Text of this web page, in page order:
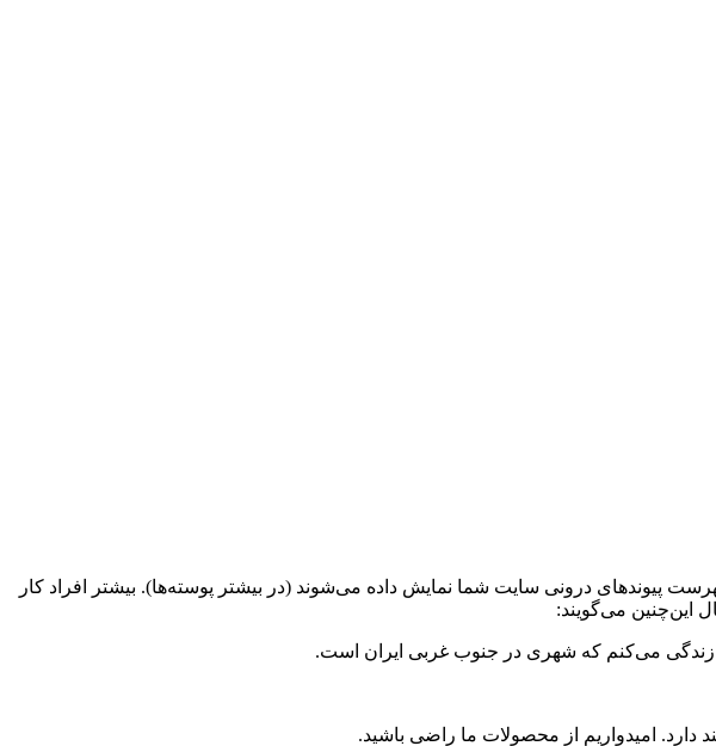
پیوندهای درونی سایت شما نمایش داده می‌شوند (در بیشتر پوسته‌ها). بیشتر افراد کار
این‌چنین می‌گویند:
زندگی می‌کنم که شهری در جنوب غربی ایران است.